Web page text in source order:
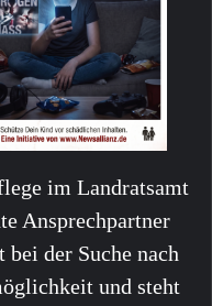
im Landratsamt
Ansprechpartner
der Suche nach
und steht